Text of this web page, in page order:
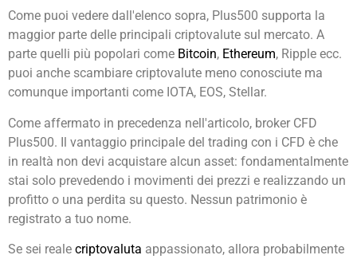
Come puoi vedere dall'elenco sopra, Plus500 supporta la
maggior parte delle principali criptovalute sul mercato. A
parte quelli più popolari come Bitcoin, Ethereum, Ripple ecc.
puoi anche scambiare criptovalute meno conosciute ma
comunque importanti come IOTA, EOS, Stellar.
Come affermato in precedenza nell'articolo, broker CFD
Plus500. Il vantaggio principale del trading con i CFD è che
in realtà non devi acquistare alcun asset: fondamentalmente
stai solo prevedendo i movimenti dei prezzi e realizzando un
profitto o una perdita su questo. Nessun patrimonio è
registrato a tuo nome.
Se sei reale criptovaluta appassionato, allora probabilmente